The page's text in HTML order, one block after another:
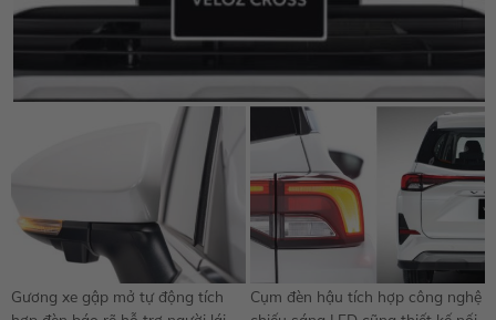
Gương xe gập mở tự động tích
Cụm đèn hậu tích hợp công nghệ